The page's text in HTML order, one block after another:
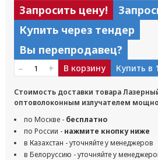
Запросить цену!
Купить через тендер
Вы перепродавец?
– + В корзину Купить в
Стоимость доставки товара
оптоволоконным излучателем
по Москве - бесплатно
по России - нажмите кнопку ниже
в Казахстан - уточняйте у менеджеров
в Белоруссию - уточняйте у